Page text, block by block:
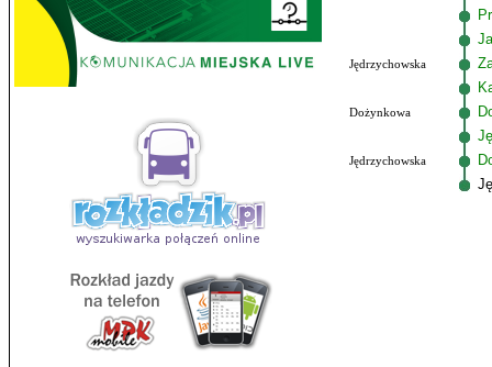
Jędrzychowska
Dożynkowa
Jędrzychowska